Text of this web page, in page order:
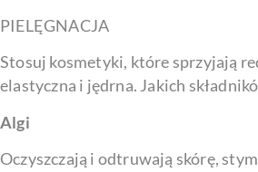
PIELĘGNACJA
Stosuj kosmetyki, które sprzyjają
elastyczna i jędrna. Jakich
Algi
Oczyszczają i odtruwają skórę,